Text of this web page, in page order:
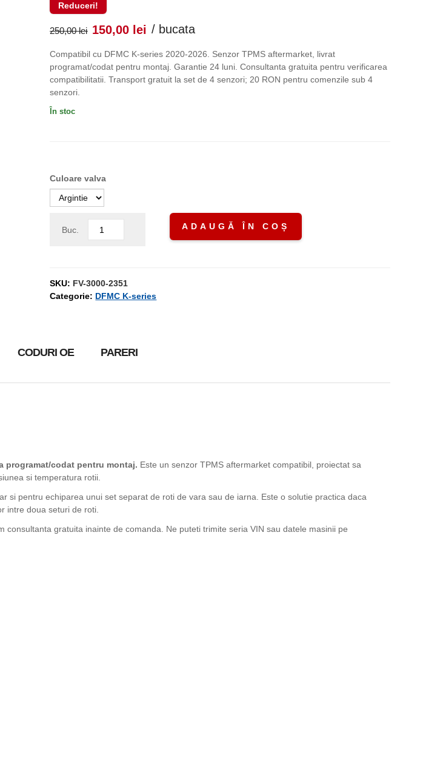
Reduceri!
250,00lei Prețul
inițial
a
150,00 lei Prețul
curent
este:
/ bucata
Compatibil cu DFMC K-series 2020-2026. Senzor TPMS aftermarket, livrat
programat/codat pentru montaj. Garantie 24 luni. Consultanta gratuita pentru verificarea
compatibilitatii. Transport gratuit la set de 4 senzori; 20 RON pentru comenzile sub 4
senzori.
În stoc
Culoare valva
Buc. ADAUGĂ ÎN COȘ
SKU: FV-3000-2351
Categorie: DFMC K-series
CODURI OE PARERI
programat/codat pentru montaj. Este un senzor TPMS aftermarket compatibil, proiectat sa
si temperatura rotii.
si pentru echiparea unui set separat de roti de vara sau de iarna. Este o solutie practica daca
intre doua seturi de roti.
gratuita inainte de comanda. Ne puteti trimite seria VIN sau datele masinii pe